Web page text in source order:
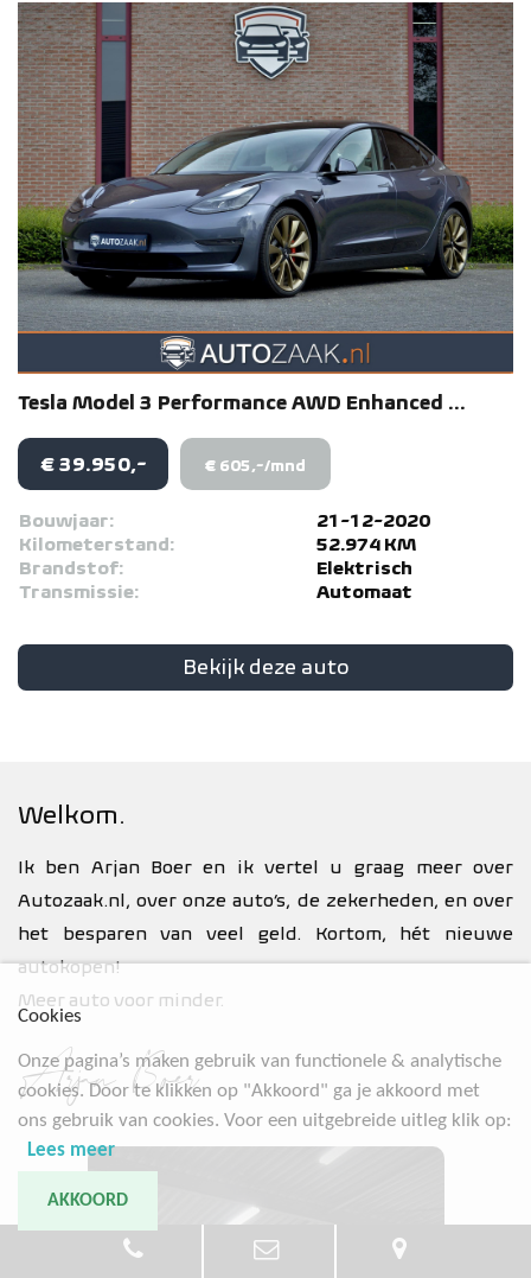
Tesla Model 3 Performance AWD Enhanced ...
€ 39.950,- € 605,-/mnd
Bouwjaar:
21-12-2020
Kilometerstand:
52.974 KM
Brandstof:
Elektrisch
Transmissie:
Automaat
Bekijk deze auto
Welkom.
Ik ben Arjan Boer en ik vertel u graag meer over
Autozaak.nl, over onze auto’s, de zekerheden, en over
het besparen van veel geld. Kortom, hét nieuwe
autokopen!
Meer auto voor minder.
Arjan Boer
Cookies
Onze pagina’s maken gebruik van functionele & analytische
cookies. Door te klikken op "Akkoord" ga je akkoord met
ons gebruik van cookies. Voor een uitgebreide uitleg klik op:
Lees meer
AKKOORD